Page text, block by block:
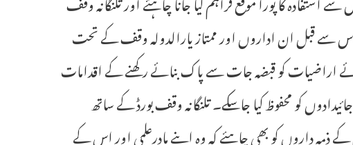
اس سے قبل ان اداروں اور ممتاز یارالدولہ وقف کے تحت
اراضیات کو قبضہ جات سے پاک بنائے رکھنے کے اقدامات
کو محفوظ کیا جاسکے۔ تلنگانہ وقف بورڈ کے ساتھ
کے ذمہ داروں کو بھی چاہئے کہ وہ اپنے مادرعلمی اور اس کے